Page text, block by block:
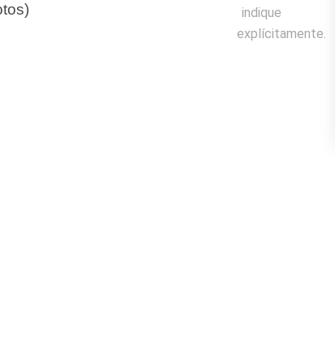
indique
explícitamente.